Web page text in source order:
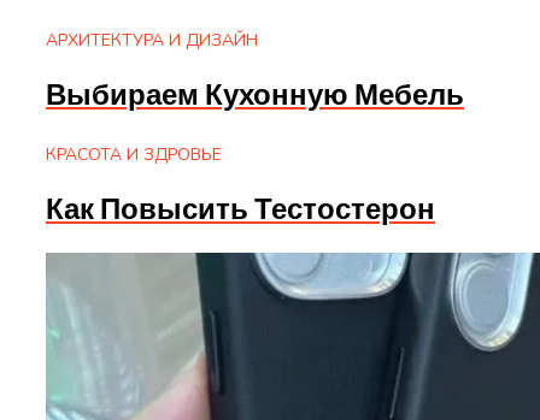
АРХИТЕКТУРА И ДИЗАЙН
Выбираем Кухонную Мебель
КРАСОТА И ЗДРОВЬЕ
Как Повысить Тестостерон